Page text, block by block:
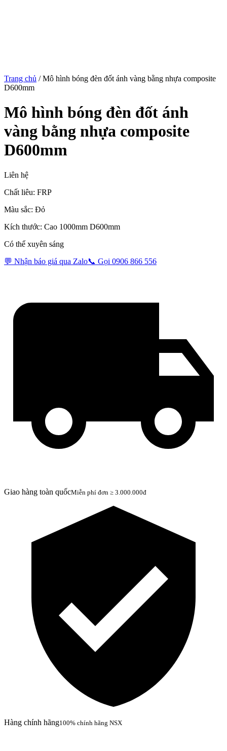
Trang chủ /Mô hình bóng đèn đốt ánh vàng bằng nhựa composite
D600mm
Mô hình bóng đèn đốt ánh
vàng bằng nhựa composite
D600mm
Liên hệ
Chất liêu: FRP
Màu sắc: Đỏ
Kích thước: Cao 1000mm D600mm
Có thể xuyên sáng
💬 Nhận báo giá qua Zalo📞 Gọi 0906 866 556
Giao hàng toàn quốcMiễn phí đơn ≥ 3.000.000đ
Hàng chính hãng100% chính hãng NSX